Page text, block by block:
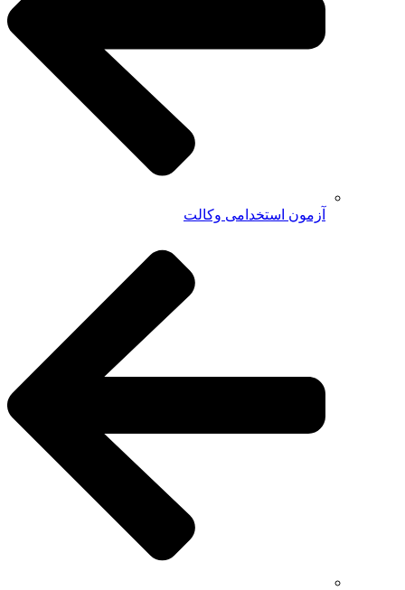
آزمون استخدامی وکالت